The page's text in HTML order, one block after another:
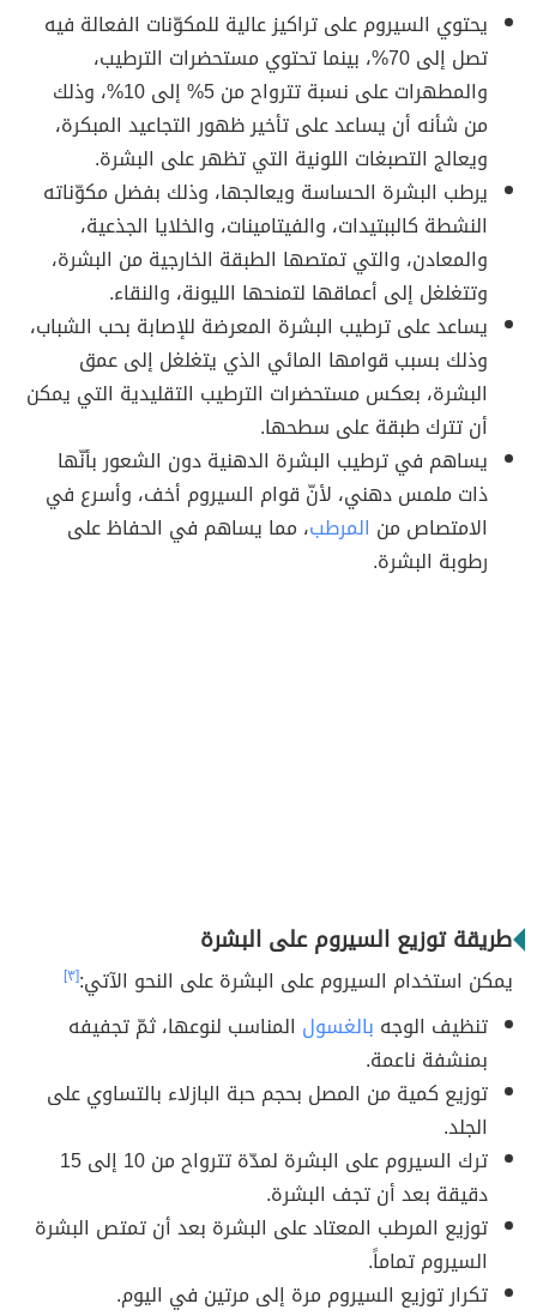
يحتوي السيروم على تراكيز عالية للمكوّنات الفعالة فيه
تصل إلى 70%، بينما تحتوي مستحضرات الترطيب،
والمطهرات على نسبة تترواح من 5%‏ إلى 10%، وذلك
من شأنه أن يساعد على تأخير ظهور التجاعيد المبكرة،
ويعالج التصبغات اللونية التي تظهر على البشرة.
يرطب البشرة الحساسة ويعالجها، وذلك بفضل مكوّناته
النشطة كالببتيدات، والفيتامينات، والخلايا الجذعية،
والمعادن، والتي تمتصها الطبقة الخارجية من البشرة،
وتتغلغل إلى أعماقها لتمنحها الليونة، والنقاء.
يساعد على ترطيب البشرة المعرضة للإصابة بحب الشباب،
وذلك بسبب قوامها المائي الذي يتغلغل إلى عمق
البشرة، بعكس مستحضرات الترطيب التقليدية التي يمكن
أن تترك طبقة على سطحها.
يساهم في ترطيب البشرة الدهنية دون الشعور بأنّها
ذات ملمس دهني، لأنّ قوام السيروم أخف، وأسرع في
الامتصاص من المرطب، مما يساهم في الحفاظ على
رطوبة البشرة.
طريقة توزيع السيروم على البشرة
يمكن استخدام السيروم على البشرة على النحو الآتي:[٣]
تنظيف الوجه بالغسول المناسب لنوعها، ثمّ تجفيفه
بمنشفة ناعمة.
توزيع كمية من المصل بحجم حبة البازلاء بالتساوي على
الجلد.
ترك السيروم على البشرة لمدّة تترواح من 10 إلى 15
دقيقة بعد أن تجف البشرة.
توزيع المرطب المعتاد على البشرة بعد أن تمتص البشرة
السيروم تماماً.
تكرار توزيع السيروم مرة إلى مرتين في اليوم.